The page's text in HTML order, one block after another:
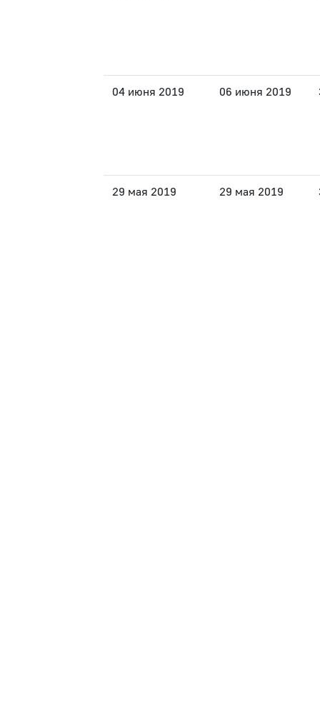
04 июня 2019 06 июня 2019
29 мая 2019 29 мая 2019